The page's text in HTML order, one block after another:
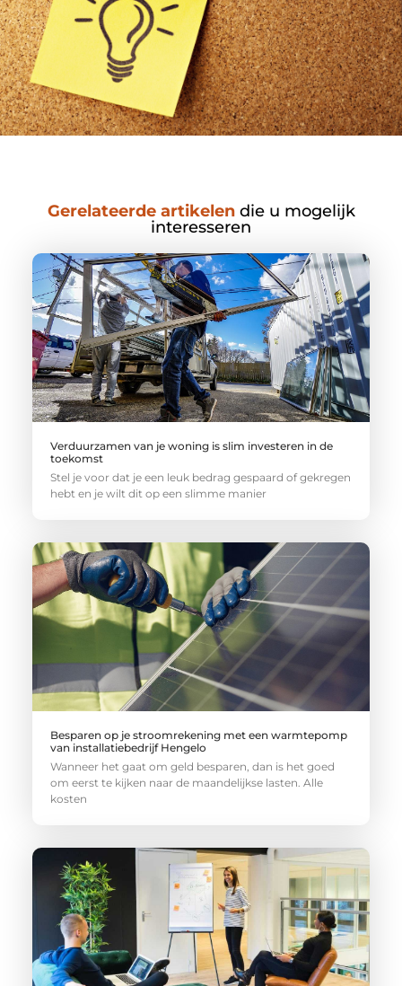
Gerelateerde artikelendie u mogelijk
interesseren
Verduurzamen van je woning is slim investeren in de
toekomst
Stel je voor dat je een leuk bedrag gespaard of gekregen
hebt en je wilt dit op een slimme manier
Besparen op je stroomrekening met een warmtepomp
van installatiebedrijf Hengelo
Wanneer het gaat om geld besparen, dan is het goed
om eerst te kijken naar de maandelijkse lasten. Alle
kosten